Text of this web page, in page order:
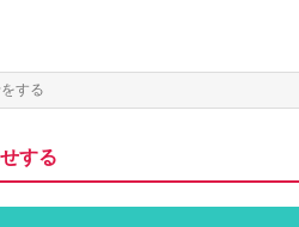
する
する